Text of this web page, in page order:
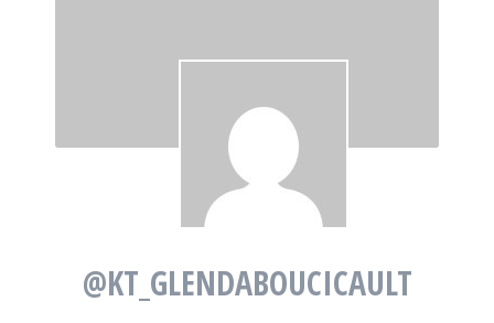
@KT_GLENDABOUCICAULT